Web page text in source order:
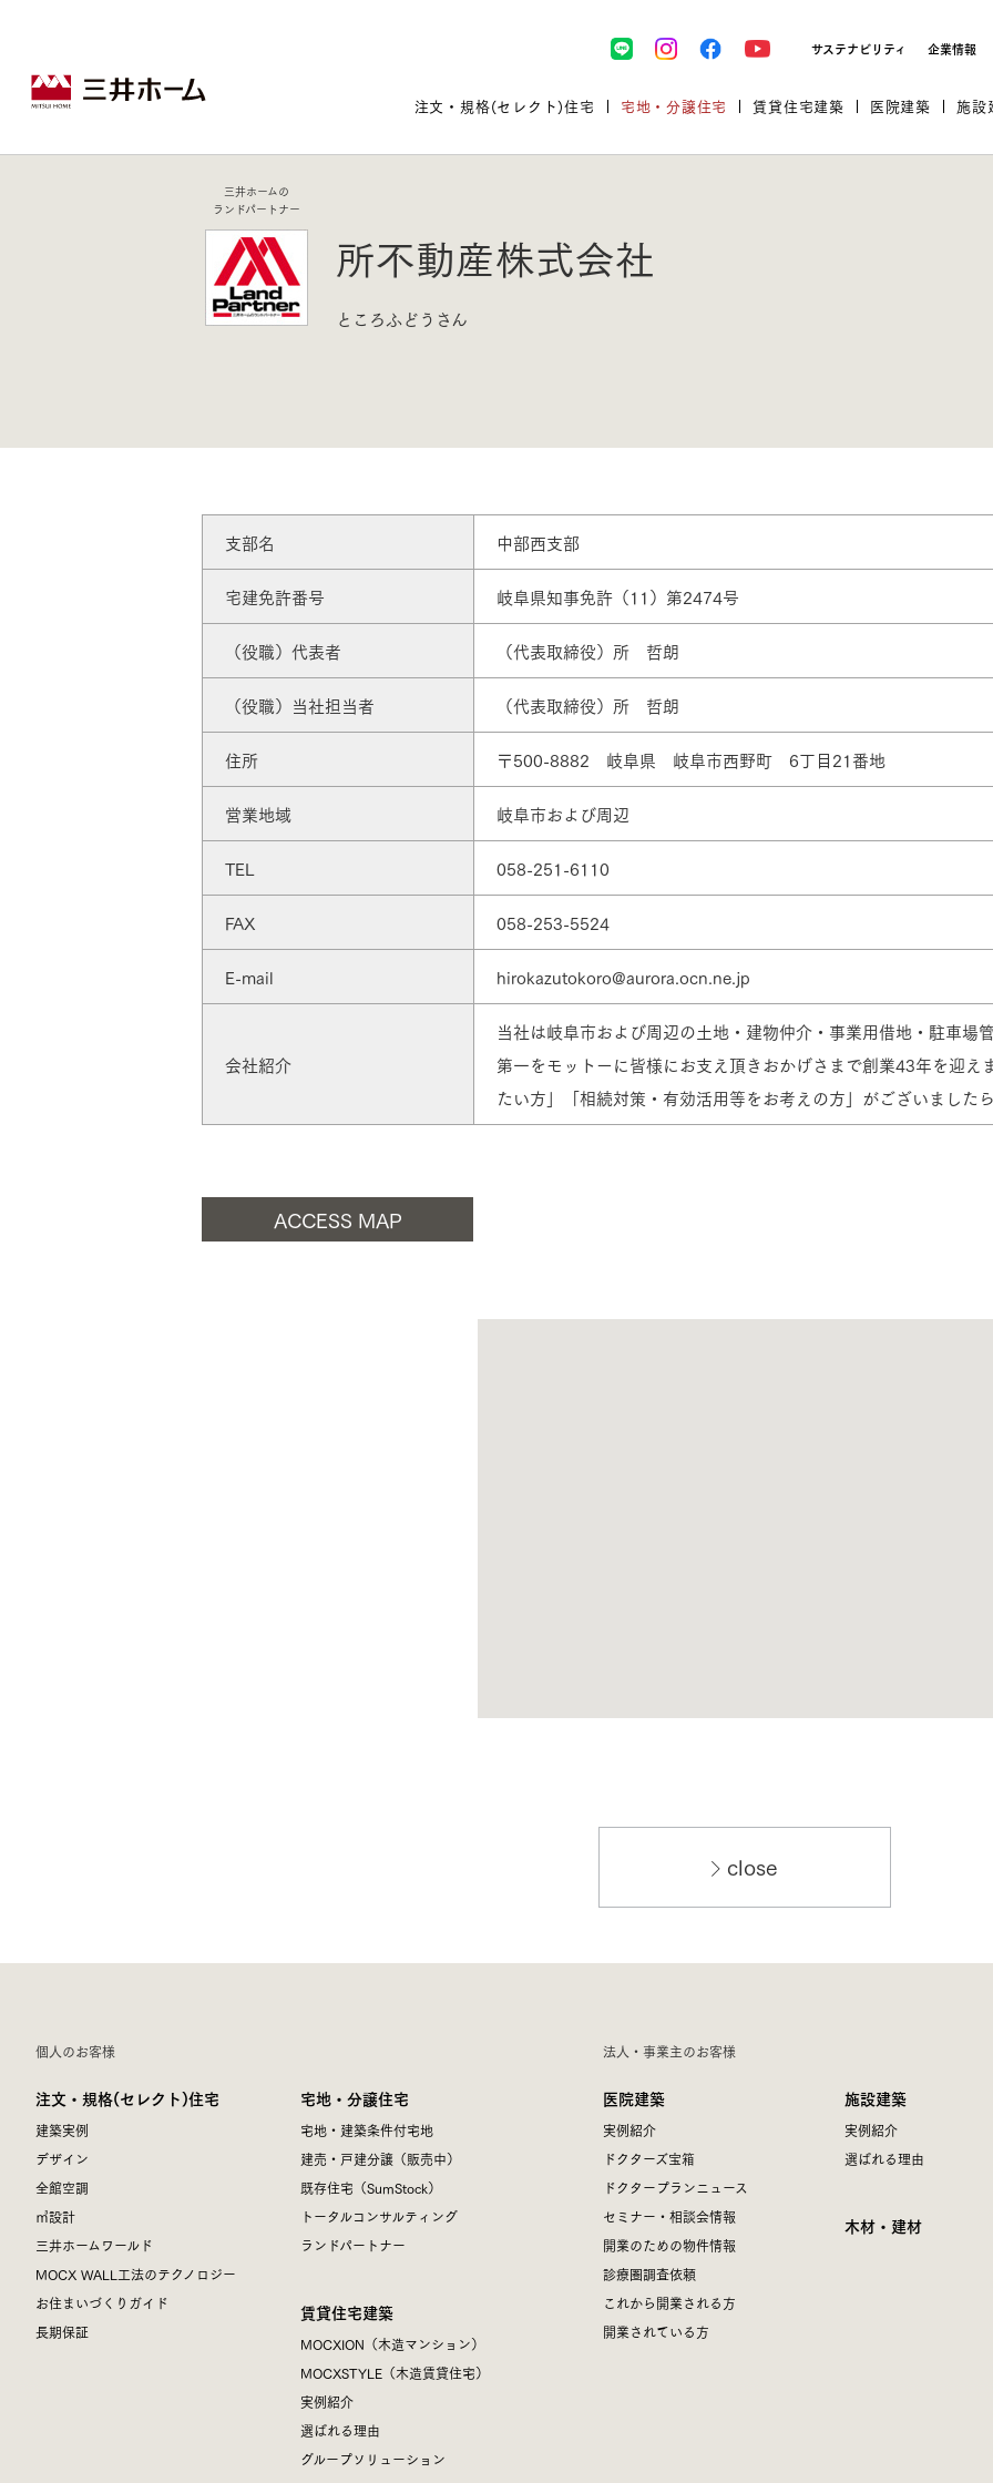
サステナビリティ 企業情報
注文・規格(セレクト)住宅
戸建住宅トップ
あなたの理想の住まいをかたちに
お住まいづくりガイド ㎥設計 三井ホームワールド
住宅タイプ
カタログ請求 イベント情報 ご相談デスク
宅地・分譲住宅
宅地・分譲住宅トップ
建売/戸建分譲 グ
モデルハウス紹介 ご相談デスク
賃貸住宅建築
賃貸住宅建築トップ
木造賃貸住宅MOCXSTYLE
カタログ請求 ご相談デスク
医院建築
医院建築トップ
ドクターズ宝箱 セミナー・内覧会レポート 診療圏調査依頼
カタログ請求 ご相談デスク
施設
施設建築トップ
商業施設実例
社宅・寮・事務所実例
都市建築実例
カタログ請求 お問い合わせフォーム
木材・建材トップ
資料請求
リフォームトップ
リフォーム事業所一覧 カタログ請求
三井ホームの
ランドパートナー
所不動産株式会社
ところふどうさん
支部名 中部西支部
宅建免許番号 岐阜県知事免許（11）第2474号
（役職）代表者 （代表取締役）所 哲朗
（役職）当社担当者 （代表取締役）所 哲朗
住所 〒500-8882 岐阜県 岐阜市西野町 6丁目21番地
営業地域 岐阜市および周辺
TEL 058-251-6110
FAX 058-253-5524
E-mail hirokazutokoro@aurora.ocn.ne.jp
会社紹介
当社は岐阜市および周辺の土地・建物仲介・事業用借地・駐車場
第一をモットーに皆様にお支え頂きおかげさまで創業43年を迎え
たい方」「相続対策・有効活用等をお考えの方」がございました
ACCESS MAP
close
個人のお客様
注文・規格(セレクト)住宅
建築実例
デザイン
全館空調
㎥設計
三井ホームワールド
MOCX WALL工法のテクノロジー
お住まいづくりガイド
長期保証
宅地・分譲住宅
宅地・建築条件付宅地
建売・戸建分譲（販売中）
既存住宅（SumStock）
トータルコンサルティング
ランドパートナー
賃貸住宅建築
MOCXION（木造マンション）
MOCXSTYLE（木造賃貸住宅）
実例紹介
選ばれる理由
グループソリューション
法人・事業主のお客様
医院建築
実例紹介
ドクターズ宝箱
ドクタープランニュース
セミナー・相談会情報
開業のための物件情報
診療圏調査依頼
これから開業される方
開業されている方
施設建築
実例紹介
選ばれる理由
木材・建材